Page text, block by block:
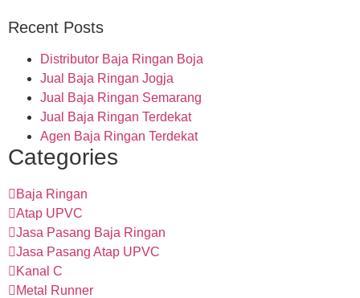
Recent Posts
Distributor Baja Ringan Boja
Jual Baja Ringan Jogja
Jual Baja Ringan Semarang
Jual Baja Ringan Terdekat
Agen Baja Ringan Terdekat
Categories
Baja Ringan
Atap UPVC
Jasa Pasang Baja Ringan
Jasa Pasang Atap UPVC
Kanal C
Metal Runner